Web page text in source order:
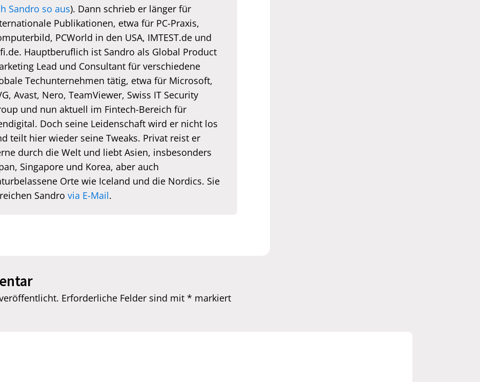
Sandro so aus). Dann schrieb er länger für
Publikationen, etwa für PC-Praxis,
PCWorld in den USA, IMTEST.de und
Hauptberuflich ist Sandro als Global Product
Lead und Consultant für verschiedene
Techunternehmen tätig, etwa für Microsoft,
Avast, Nero, TeamViewer, Swiss IT Security
und nun aktuell im Fintech-Bereich für
Doch seine Leidenschaft wird er nicht los
teilt hier wieder seine Tweaks. Privat reist er
durch die Welt und liebt Asien, insbesonders
Singapore und Korea, aber auch
Orte wie Iceland und die Nordics. Sie
Sandro via E-Mail.
Erforderliche Felder sind mit * markiert